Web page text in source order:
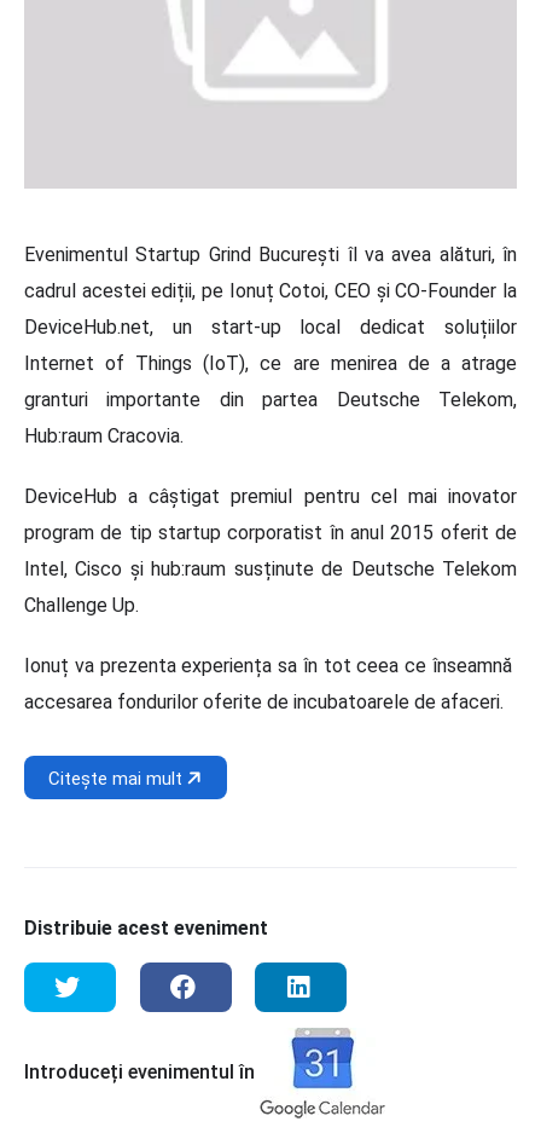
Evenimentul Startup Grind București îl va avea alături, în
cadrul acestei ediții, pe Ionuț Cotoi, CEO și CO-Founder la
DeviceHub.net, un start-up local dedicat soluțiilor
Internet of Things (IoT), ce are menirea de a atrage
granturi importante din partea Deutsche Telekom,
Hub:raum Cracovia.
DeviceHub a câștigat premiul pentru cel mai inovator
program de tip startup corporatist în anul 2015 oferit de
Intel, Cisco și hub:raum susținute de Deutsche Telekom
Challenge Up.
Ionuț va prezenta experiența sa în tot ceea ce înseamnă
accesarea fondurilor oferite de incubatoarele de afaceri.
Citește mai mult
Distribuie acest eveniment
Introduceți evenimentul în